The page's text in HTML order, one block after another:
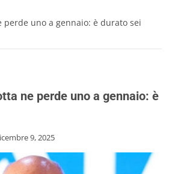
perde uno a gennaio: è durato sei
ne perde uno a gennaio: è
9, 2025